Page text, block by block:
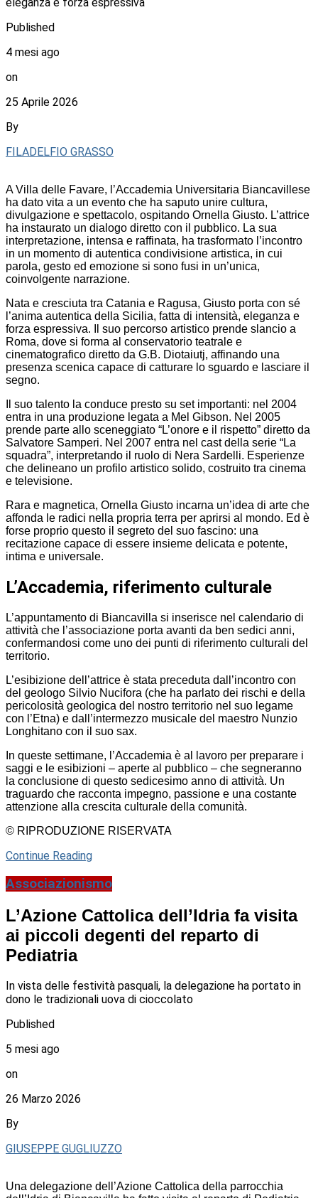
Published
4 mesi ago
on
25 Aprile 2026
By
FILADELFIO GRASSO
A Villa delle Favare, l’Accademia Universitaria Biancavillese
ha dato vita a un evento che ha saputo unire cultura,
divulgazione e spettacolo, ospitando Ornella Giusto. L’attrice
ha instaurato un dialogo diretto con il pubblico. La sua
interpretazione, intensa e raffinata, ha trasformato l’incontro
in un momento di autentica condivisione artistica, in cui
parola, gesto ed emozione si sono fusi in un’unica,
coinvolgente narrazione.
Nata e cresciuta tra Catania e Ragusa, Giusto porta con sé
l’anima autentica della Sicilia, fatta di intensità, eleganza e
forza espressiva. Il suo percorso artistico prende slancio a
Roma, dove si forma al conservatorio teatrale e
cinematografico diretto da G.B. Diotaiutj, affinando una
presenza scenica capace di catturare lo sguardo e lasciare il
segno.
Il suo talento la conduce presto su set importanti: nel 2004
entra in una produzione legata a Mel Gibson. Nel 2005
prende parte allo sceneggiato “L’onore e il rispetto” diretto da
Salvatore Samperi. Nel 2007 entra nel cast della serie “La
squadra”, interpretando il ruolo di Nera Sardelli. Esperienze
che delineano un profilo artistico solido, costruito tra cinema
e televisione.
Rara e magnetica, Ornella Giusto incarna un’idea di arte che
affonda le radici nella propria terra per aprirsi al mondo. Ed è
forse proprio questo il segreto del suo fascino: una
recitazione capace di essere insieme delicata e potente,
intima e universale.
L’Accademia, riferimento culturale
L’appuntamento di Biancavilla si inserisce nel calendario di
attività che l’associazione porta avanti da ben sedici anni,
confermandosi come uno dei punti di riferimento culturali del
territorio.
L’esibizione dell’attrice è stata preceduta dall’incontro con
del geologo Silvio Nucifora (che ha parlato dei rischi e della
pericolosità geologica del nostro territorio nel suo legame
con l’Etna) e dall’intermezzo musicale del maestro Nunzio
Longhitano con il suo sax.
In queste settimane, l’Accademia è al lavoro per preparare i
saggi e le esibizioni – aperte al pubblico – che segneranno
la conclusione di questo sedicesimo anno di attività. Un
traguardo che racconta impegno, passione e una costante
attenzione alla crescita culturale della comunità.
© RIPRODUZIONE RISERVATA
Continue Reading
Associazionismo
L’Azione Cattolica dell’Idria fa visita
ai piccoli degenti del reparto di
Pediatria
In vista delle festività pasquali, la delegazione ha portato in
dono le tradizionali uova di cioccolato
Published
5 mesi ago
on
26 Marzo 2026
By
GIUSEPPE GUGLIUZZO
Una delegazione dell’Azione Cattolica della parrocchia